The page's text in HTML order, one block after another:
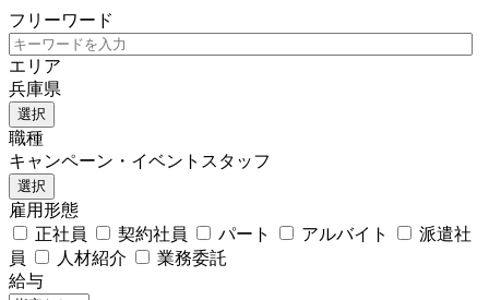
フリーワード
エリア
兵庫県
選択
職種
キャンペーン・イベントスタッフ
選択
雇用形態
正社員
契約社員 パート アルバイト
派遣社
員
人材紹介
業務委託
給与